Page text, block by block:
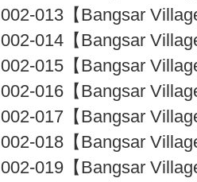
002-013【Bangsar
002-014【Bangsar
002-015【Bangsar
002-016【Bangsar
002-017【Bangsar
002-018【Bangsar
002-019【Bangsar